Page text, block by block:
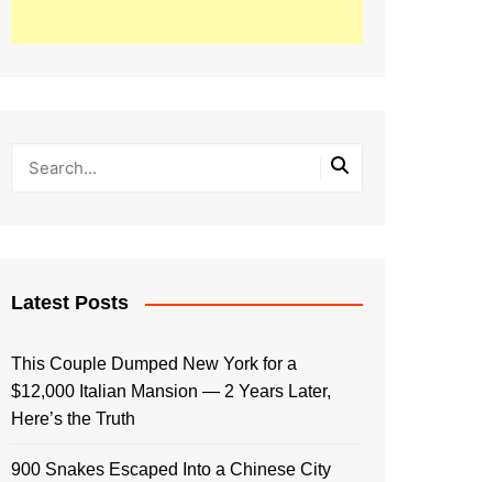
Latest Posts
This Couple Dumped New York for a
$12,000 Italian Mansion — 2 Years Later,
Here’s the Truth
900 Snakes Escaped Into a Chinese City